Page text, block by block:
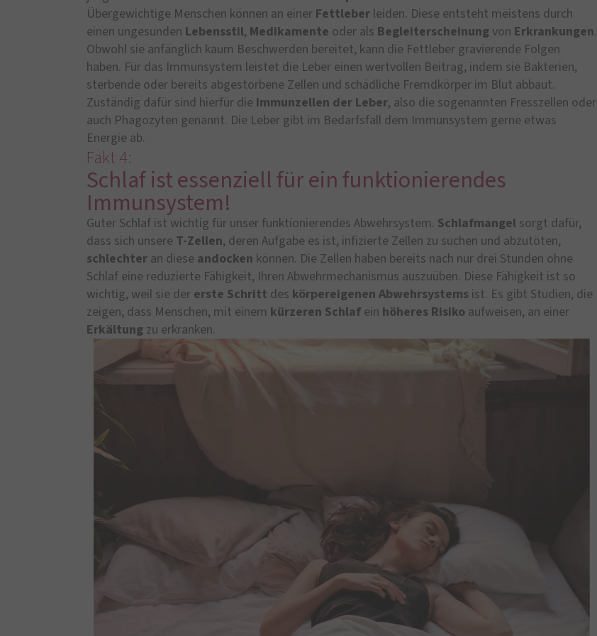
Übergewichtige Menschen können an einer Fettleber leiden. Diese entsteht meistens durch
einen ungesunden Lebensstil, Medikamente oder als Begleiterscheinung von Erkrankungen.
Obwohl sie anfänglich kaum Beschwerden bereitet, kann die Fettleber gravierende Folgen
haben. Für das Immunsystem leistet die Leber einen wertvollen Beitrag, indem sie Bakterien,
sterbende oder bereits abgestorbene Zellen und schädliche Fremdkörper im Blut abbaut.
Zuständig dafür sind hierfür die Immunzellen der Leber, also die sogenannten Fresszellen oder
auch Phagozyten genannt. Die Leber gibt im Bedarfsfall dem Immunsystem gerne etwas
Energie ab.
Fakt 4:
Schlaf ist essenziell für ein funktionierendes
Immunsystem!
Guter Schlaf ist wichtig für unser funktionierendes Abwehrsystem. Schlafmangel sorgt dafür,
dass sich unsere T-Zellen, deren Aufgabe es ist, infizierte Zellen zu suchen und abzutöten,
schlechter an diese andocken können. Die Zellen haben bereits nach nur drei Stunden ohne
Schlaf eine reduzierte Fähigkeit, Ihren Abwehrmechanismus auszuüben. Diese Fähigkeit ist so
wichtig, weil sie der erste Schritt des körpereigenen Abwehrsystems ist. Es gibt Studien, die
zeigen, dass Menschen, mit einem kürzeren Schlaf ein höheres Risiko aufweisen, an einer
Erkältung zu erkranken.